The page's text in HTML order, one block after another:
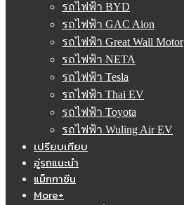
รถไฟฟ้า BYD
รถไฟฟ้า GAC Aion
รถไฟฟ้า Great Wall Motor
รถไฟฟ้า NETA
รถไฟฟ้า Tesla
รถไฟฟ้า Thai EV
รถไฟฟ้า Toyota
รถไฟฟ้า Wuling Air EV
เปรียบเทียบ
อู่รถแนะนำ
แม็กกาซีน
More+